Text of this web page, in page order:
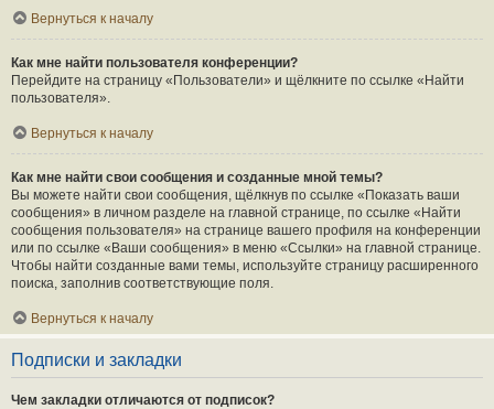
Вернуться к началу
Как мне найти пользователя конференции?
Перейдите на страницу «Пользователи» и щёлкните по ссылке «Найти
пользователя».
Вернуться к началу
Как мне найти свои сообщения и созданные мной темы?
Вы можете найти свои сообщения, щёлкнув по ссылке «Показать ваши
сообщения» в личном разделе на главной странице, по ссылке «Найти
сообщения пользователя» на странице вашего профиля на конференции
или по ссылке «Ваши сообщения» в меню «Ссылки» на главной странице.
Чтобы найти созданные вами темы, используйте страницу расширенного
поиска, заполнив соответствующие поля.
Вернуться к началу
Подписки и закладки
Чем закладки отличаются от подписок?